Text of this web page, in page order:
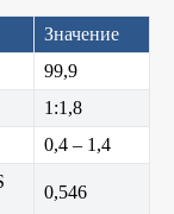
Значение
99,9
1:1,8
0,4 – 1,4
0,546